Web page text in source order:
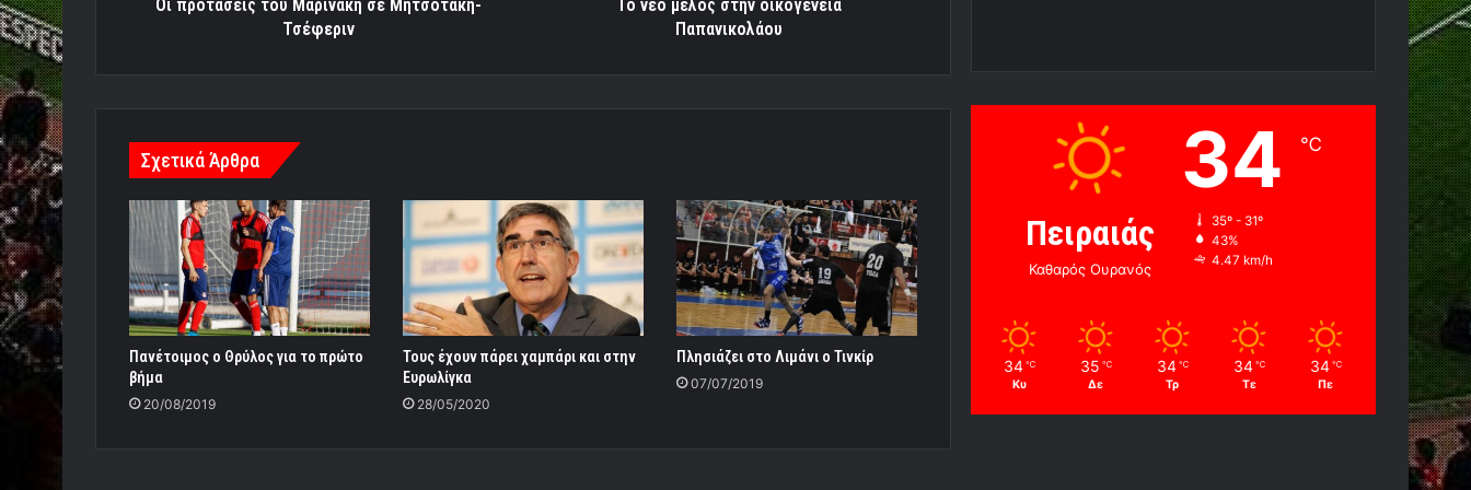
Οι προτάσεις του Μαρινάκη σε Μητσοτάκη-
Τσέφεριν
To νέο μέλος στην οικογένεια
Παπανικολάου
Σχετικά Άρθρα
Πανέτοιμος ο Θρύλος για το πρώτο
βήμα
20/08/2019
Τους έχουν πάρει χαμπάρι και στην
Ευρωλίγκα
28/05/2020
Πλησιάζει στο Λιμάνι ο Τινκίρ
07/07/2019
Πειραιάς
Καθαρός Ουρανός
34 ℃
35º - 31º
43%
4.47 km/h
34 ℃
Κυ
35 ℃
Δε
34 ℃
Τρ
34 ℃
Τε
34 ℃
Πε